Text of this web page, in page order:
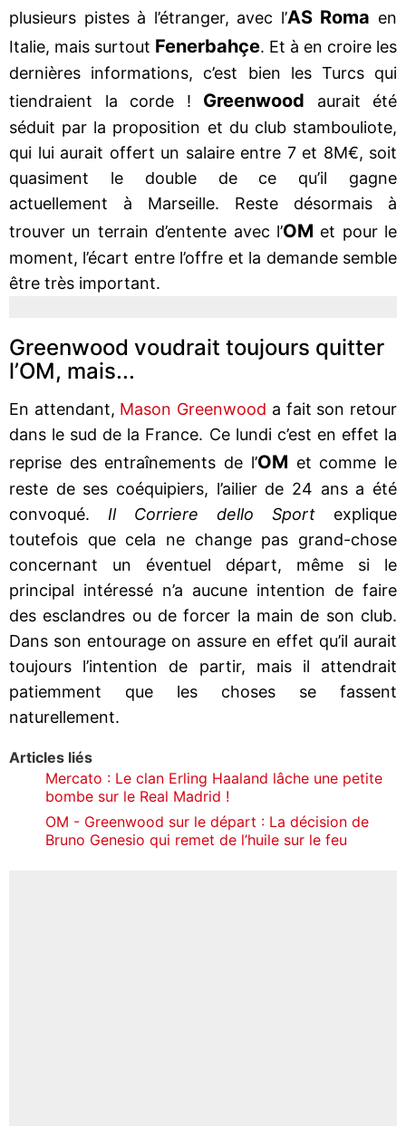
plusieurs pistes à l’étranger, avec l’AS Roma en
Italie, mais surtout Fenerbahçe. Et à en croire les
dernières informations, c’est bien les Turcs qui
tiendraient la corde ! Greenwood
aurait été
séduit par la proposition et du club stambouliote,
qui lui aurait offert un salaire entre 7 et 8M€, soit
quasiment le double de ce qu’il gagne
actuellement à Marseille. Reste désormais à
trouver un terrain d’entente avec l’OM et pour le
moment, l’écart entre l’offre et la demande semble
être très important.
Greenwood voudrait toujours quitter
l’OM, mais...
En attendant, Mason Greenwood a fait son retour
dans le sud de la France. Ce lundi c’est en effet la
reprise des entraînements de l’OM et comme le
reste de ses coéquipiers, l’ailier de 24 ans a été
convoqué. Il Corriere dello Sport explique
toutefois que cela ne change pas grand-chose
concernant un éventuel départ, même si le
principal intéressé n’a aucune intention de faire
des esclandres ou de forcer la main de son club.
Dans son entourage on assure en effet qu’il aurait
toujours l’intention de partir, mais il attendrait
patiemment que les choses se fassent
naturellement.
Articles liés
Mercato : Le clan Erling Haaland lâche une petite
bombe sur le Real Madrid !
OM - Greenwood sur le départ : La décision de
Bruno Genesio qui remet de l’huile sur le feu